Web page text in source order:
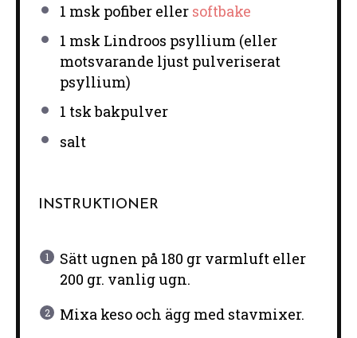
1 msk pofiber eller softbake
1 msk Lindroos psyllium (eller
motsvarande ljust pulveriserat
psyllium)
1 tsk bakpulver
salt
INSTRUKTIONER
Sätt ugnen på 180 gr varmluft eller
200 gr. vanlig ugn.
Mixa keso och ägg med stavmixer.